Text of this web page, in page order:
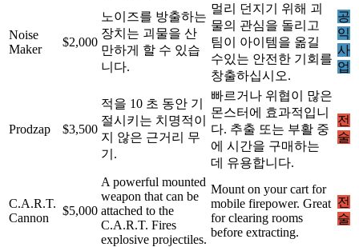
Noise
Maker
$2,000
노이즈를 방출하는
장치는 괴물을 산
만하게 할 수 있습
니다.
멀리 던지기 위해 괴
물의 관심을 돌리고
팀이 아이템을 옮길
수있는 안전한 기회를
창출하십시오.
공
익
사
업
Prodzap $3,500
적을 10 초 동안 기
절시키는 치명적이
지 않은 근거리 무
기.
빠르거나 위협이 많은
몬스터에 효과적입니
다. 추출 또는 부활 중
에 시간을 구매하는
데 유용합니다.
전
술
C.A.R.T.
Cannon
$5,000
A powerful mounted
weapon that can be
attached to the
C.A.R.T. Fires
explosive projectiles.
Mount on your cart for
mobile firepower. Great
for clearing rooms
before extracting.
전
술